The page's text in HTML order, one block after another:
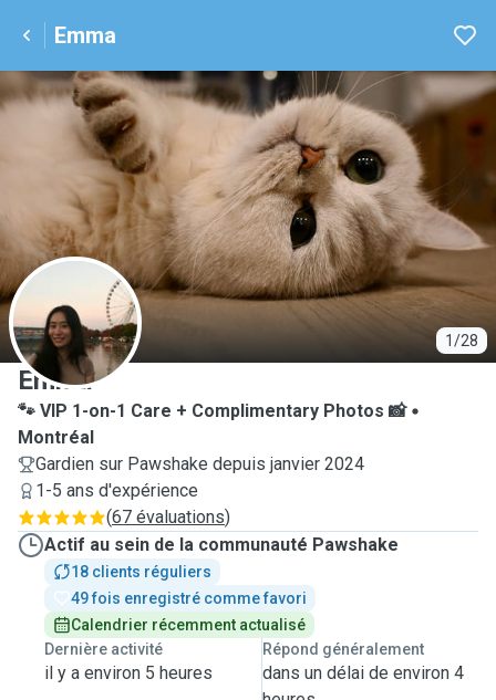
Emma
1/28
E
Emma
🐾 VIP 1-on-1 Care + Complimentary Photos 📸
Montréal
Gardien sur Pawshake depuis janvier 2024
1-5 ans d'expérience
(67 évaluations)
Actif au sein de la communauté Pawshake
18 clients réguliers
49 fois enregistré comme favori
Calendrier récemment actualisé
Dernière activité
il y a environ 5 heures
Répond généralement
dans un délai de environ 4